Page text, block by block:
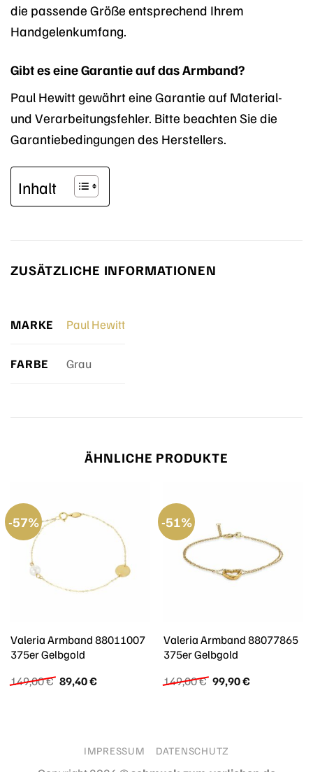
die passende Größe entsprechend Ihrem
Handgelenkumfang.
Gibt es eine Garantie auf das Armband?
Paul Hewitt gewährt eine Garantie auf Material-
und Verarbeitungsfehler. Bitte beachten Sie die
Garantiebedingungen des Herstellers.
Inhalt
ZUSÄTZLICHE INFORMATIONEN
MARKE Paul Hewitt
FARBE Grau
ÄHNLICHE PRODUKTE
-57%
Valeria Armband 88011007
375er Gelbgold
149,00€ Ursprünglicher
Preis
89,40€Aktueller
-51%
Valeria Armband 88077865
375er Gelbgold
149,00€ Ursprünglicher
Preis
99,90€Aktueller
IMPRESSUM DATENSCHUTZ